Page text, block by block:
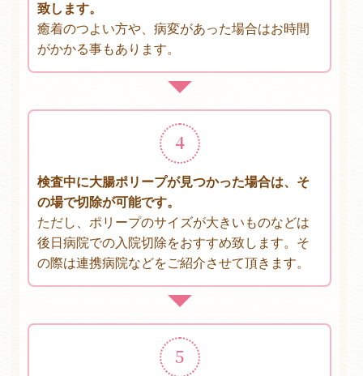
致します。
癒着のつよい方や、病変があった場合はお時間
がかかる事もあります。
4
検査中に大腸ポリープが見つかった場合は、そ
の場で切除が可能です。
ただし、ポリープのサイズが大きいものなどは
後日病院での入院切除をおすすめ致します。そ
の際は連携病院などをご紹介させて頂きます。
5